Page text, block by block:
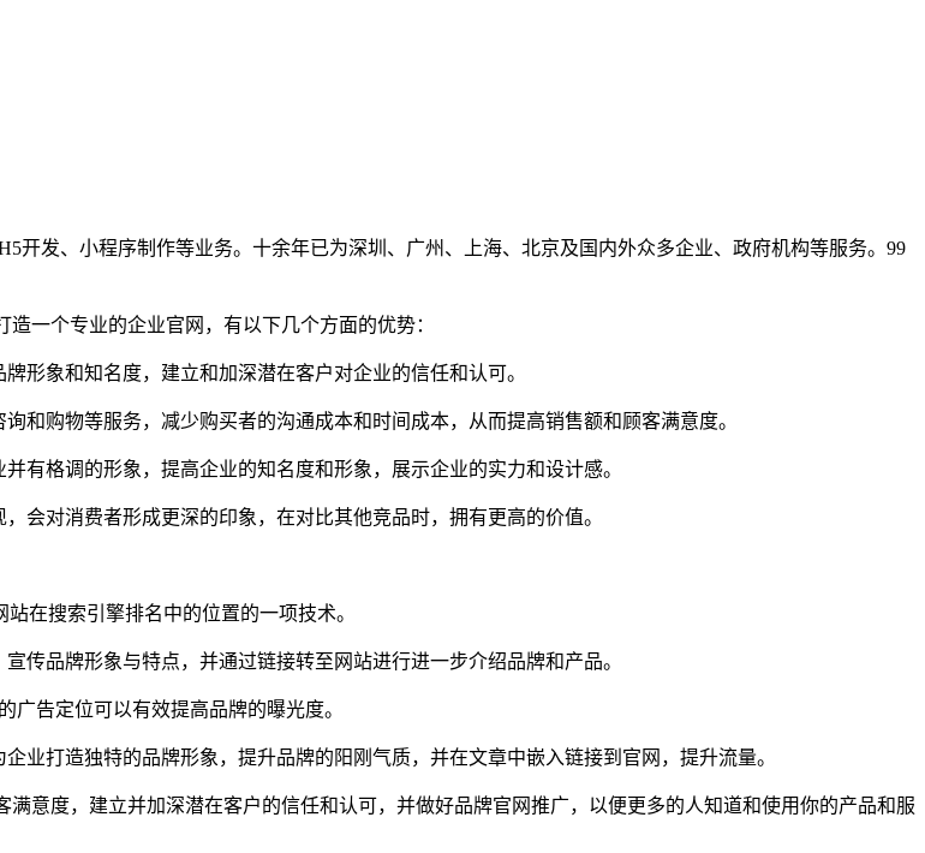
开发、小程序制作等业务。十余年已为深圳、广州、上海、北京及国内外众多企业、政府机构等服务。99
一个专业的企业官网，有以下几个方面的优势：
形象和知名度，建立和加深潜在客户对企业的信任和认可。
和购物等服务，减少购买者的沟通成本和时间成本，从而提高销售额和顾客满意度。
有格调的形象，提高企业的知名度和形象，展示企业的实力和设计感。
会对消费者形成更深的印象，在对比其他竞品时，拥有更高的价值。
在搜索引擎排名中的位置的一项技术。
传品牌形象与特点，并通过链接转至网站进行进一步介绍品牌和产品。
广告定位可以有效提高品牌的曝光度。
业打造独特的品牌形象，提升品牌的阳刚气质，并在文章中嵌入链接到官网，提升流量。
意度，建立并加深潜在客户的信任和认可，并做好品牌官网推广，以便更多的人知道和使用你的产品和服